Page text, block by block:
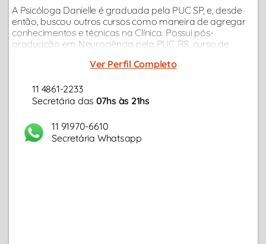
A Psicóloga Danielle é graduada pela PUC SP, e, desde
então, buscou outros cursos como maneira de agregar
conhecimentos e técnicas na Clínica. Possui pós-
graduação em Neurociência pela PUC RS, curso de
"Terapia de Casais" pelo IPQ...
Ver Perfil Completo
11 4861-2233
Secretária das 07hs às 21hs
11 91970-6610
Secretária Whatsapp